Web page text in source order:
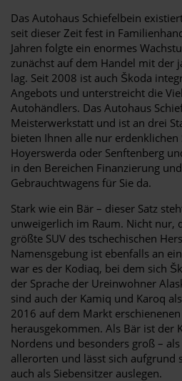
Das Autohaus Schiefelbein
seit dieser Zeit fest in
Jahren folgte ein enormes
zunächst auf dem Handel mit der
lag. Seit 2008 ist auch Škoda
Angebots und unterstreicht die
Autohändlers. Das Autohaus
Meisterwerkstatt und ist an drei
bieten Ihnen alle nur erdenklichen
Hoyerswerda oder Senftenberg
in den Bereichen Finanzierung
Gebrauchtwagens für Sie da.
Stark wie ein Bär – dieser Satz
unweigerlich im Raum. Nicht nur,
größte SUV des tschechischen
Namensgebung ist ebenfalls an
war es der Kodiaq, bei dem sich
der Sprache der Ureinwohner
sind auch der Kamiq und Karoq
2016 auf dem Markt
herausgekommen. Als Bär ist der
Nordens und besonders groß –
allerorten und lässt sich aufgrund
auch als Siebensitzer auslegen.